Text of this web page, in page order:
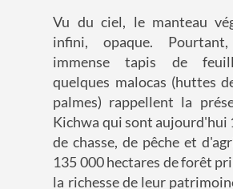
Vu du ciel, le manteau
infini, opaque.
immense tapis de
quelques malocas (huttes
palmes) rappellent la
Kichwa qui sont aujourd'hui
de chasse, de pêche et
135 000 hectares de forêt
la richesse de leur